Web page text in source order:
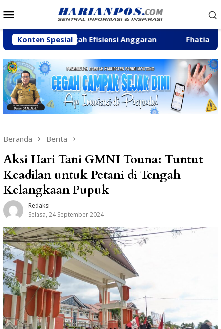
ke
Mobile
Konten Spesial
Tengah Efisiensi Anggaran Fhatia Serap Aspirasi
Beranda Berita
Aksi Hari Tani GMNI Touna: Tuntut
Keadilan untuk Petani di Tengah
Kelangkaan Pupuk
Redaksi
Selasa, 24 September 2024